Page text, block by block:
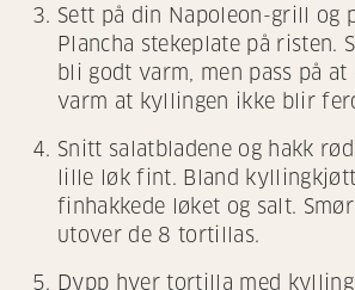
Sett på din Napoleon-grill og
Plancha stekeplate på risten.
bli godt varm, men pass på
varm at kyllingen ikke blir
Snitt salatbladene og hakk
lille løk fint. Bland
finhakkede løket og salt.
utover de 8 tortillas.
Dypp hver tortilla med